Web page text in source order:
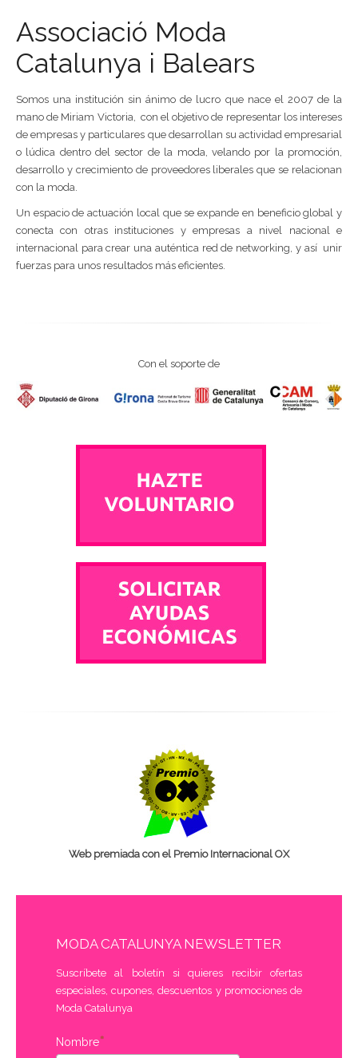
Associació Moda
Catalunya i Balears
Somos una institución sin ánimo de lucro que nace el 2007 de la
mano de Miriam Victoria, con el objetivo de representar los intereses
de empresas y particulares que desarrollan su actividad empresarial
o lúdica dentro del sector de la moda, velando por la promoción,
desarrollo y crecimiento de proveedores liberales que se relacionan
con la moda.
Un espacio de actuación local que se expande en beneficio global y
conecta con otras instituciones y empresas a nivel nacional e
internacional para crear una auténtica red de networking, y así unir
fuerzas para unos resultados más eficientes.
Con el soporte de
Web premiada con el Premio Internacional OX
MODA CATALUNYA NEWSLETTER
Suscríbete al boletín si quieres recibir ofertas
especiales, cupones, descuentos y promociones de
Moda Catalunya
Nombre